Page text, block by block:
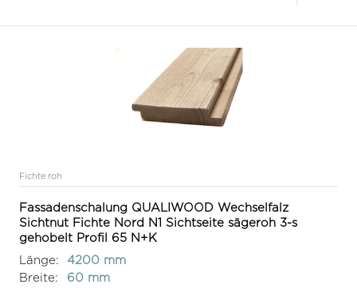
Fichte roh
Fassadenschalung QUALIWOOD Wechselfalz
Sichtnut Fichte Nord N1 Sichtseite sägeroh 3-s
gehobelt Profil 65 N+K
Länge:
4200 mm
Breite:
60 mm